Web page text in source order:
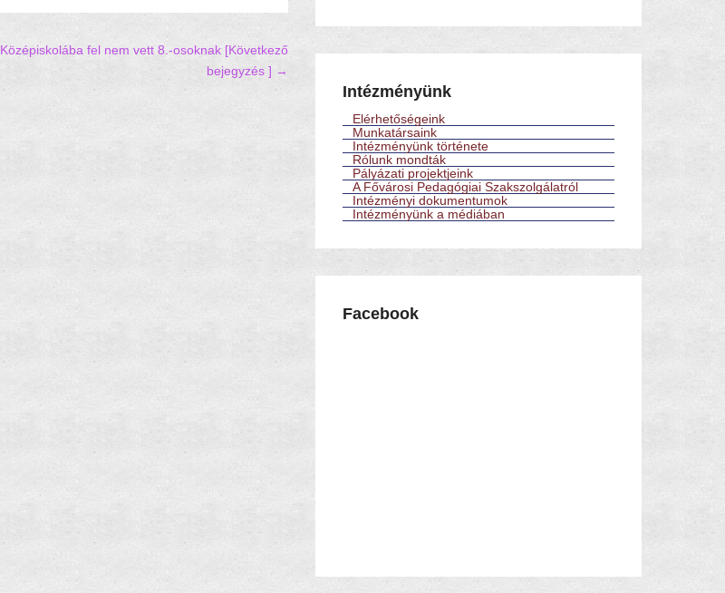
Középiskolába fel nem vett 8.-osoknak [Következő
bejegyzés ] →
Intézményünk
Elérhetőségeink
Munkatársaink
Intézményünk története
Rólunk mondták
Pályázati projektjeink
A Fővárosi Pedagógiai Szakszolgálatról
Intézményi dokumentumok
Intézményünk a médiában
Facebook